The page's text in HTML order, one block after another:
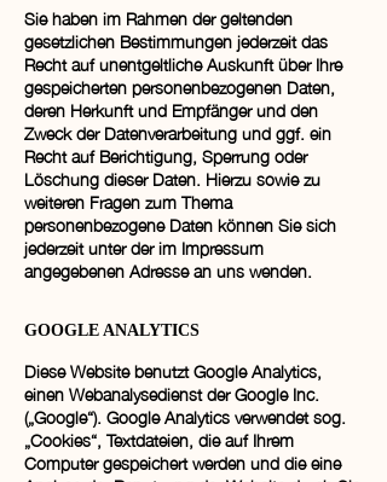
Sie haben im Rahmen der geltenden
gesetzlichen Bestimmungen jederzeit das
Recht auf unentgeltliche Auskunft über Ihre
gespeicherten personenbezogenen Daten,
deren Herkunft und Empfänger und den
Zweck der Datenverarbeitung und ggf. ein
Recht auf Berichtigung, Sperrung oder
Löschung dieser Daten. Hierzu sowie zu
weiteren Fragen zum Thema
personenbezogene Daten können Sie sich
jederzeit unter der im Impressum
angegebenen Adresse an uns wenden.
GOOGLE ANALYTICS
Diese Website benutzt Google Analytics,
einen Webanalysedienst der Google Inc.
(„Google“). Google Analytics verwendet sog.
„Cookies“, Textdateien, die auf Ihrem
Computer gespeichert werden und die eine